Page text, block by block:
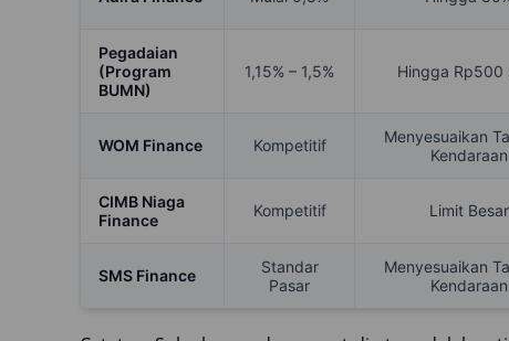
Pegadaian
(Program
BUMN)
1,15% – 1,5% Hingga Rp500
WOM Finance Kompetitif
Menyesuaikan
Kendaraan
CIMB Niaga
Finance
Kompetitif Limit Besar
SMS Finance
Standar
Pasar
Menyesuaikan
Kendaraan